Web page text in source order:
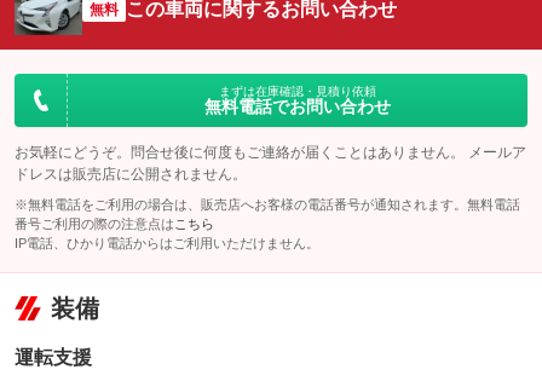
無料 この車両に関するお問い合わせ
まずは在庫確認・見積り依頼
無料電話でお問い合わせ
お気軽にどうぞ。問合せ後に何度もご連絡が届くことはありません。 メールア
ドレスは販売店に公開されません。
※無料電話をご利用の場合は、販売店へお客様の電話番号が通知されます。無料電話
番号ご利用の際の注意点は こちら
IP電話、ひかり電話からはご利用いただけません。
装備
運転支援